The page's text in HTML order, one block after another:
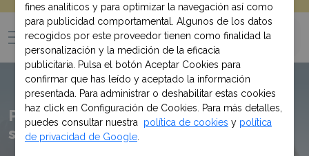
fines analíticos y para optimizar la navegación así como
para publicidad comportamental. Algunos de los datos
recogidos por este proveedor tienen como finalidad la
personalización y la medición de la eficacia
publicitaria. Pulsa el botón Aceptar Cookies para
confirmar que has leído y aceptado la información
presentada. Para administrar o deshabilitar estas cookies
haz click en Configuración de Cookies. Para más detalles,
puedes consultar nuestra política de cookies y política
de privacidad de Google.
Pack ECTS I Cursos genéricos para el
sector sanitario